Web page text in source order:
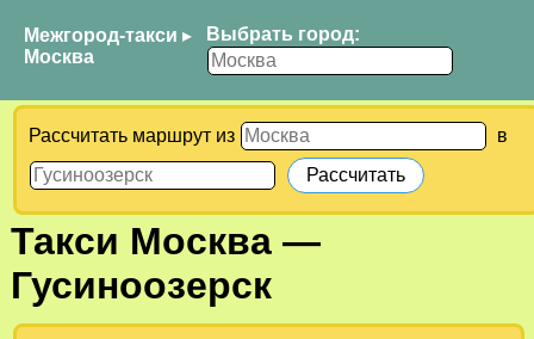
Межгород-такси ▸
Москва
Выбрать город:
Рассчитать маршрут из в
Такси Москва—
Гусиноозерск